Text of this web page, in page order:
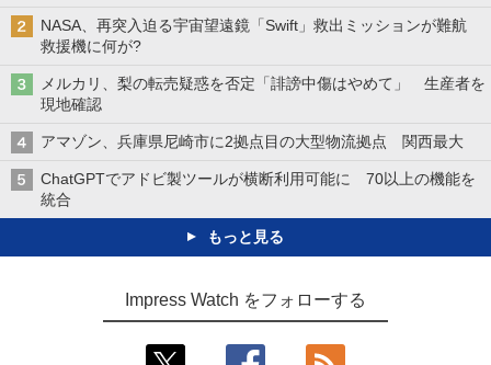
NASA、再突入迫る宇宙望遠鏡「Swift」救出ミッションが難航
救援機に何が?
メルカリ、梨の転売疑惑を否定「誹謗中傷はやめて」 生産者を
現地確認
アマゾン、兵庫県尼崎市に2拠点目の大型物流拠点 関西最大
ChatGPTでアドビ製ツールが横断利用可能に 70以上の機能を
統合
もっと見る
Impress Watch をフォローする